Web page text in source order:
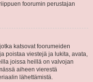
foorumin perustajan
katsovat foorumeiden
poistaa viestejä ja lukita, avata,
joissa heillä on valvojan
aiheen vierestä
lähettämistä.